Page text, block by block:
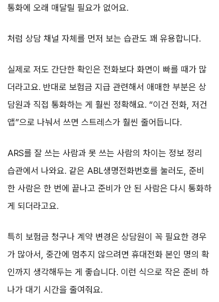
통화에 오래 매달릴 필요가 없어요.
처럼 상담 채널 자체를 먼저 보는 습관도 꽤 유용합니다.
실제로 저도 간단한 확인은 전화보다 화면이 빠를 때가 많
더라고요. 반대로 보험금 지급 관련해서 애매한 부분은 상
담원과 직접 통화하는 게 훨씬 정확해요. “이건 전화, 저건
앱”으로 나눠서 쓰면 스트레스가 훨씬 줄어듭니다.
ARS를 잘 쓰는 사람과 못 쓰는 사람의 차이는 정보 정리
습관에서 나와요. 같은 ABL생명전화번호를 눌러도, 준비
한 사람은 한 번에 끝나고 준비가 안 된 사람은 다시 통화하
게 되더라고요.
특히 보험금 청구나 계약 변경은 상담원이 꼭 필요한 경우
가 많아서, 중간에 멈추지 않으려면 휴대전화 본인 명의 확
인까지 생각해두는 게 좋습니다. 이런 식으로 작은 준비 하
나가 대기 시간을 줄여줘요.